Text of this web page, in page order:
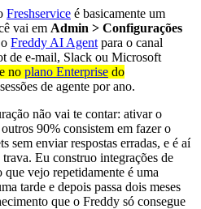
Freshservice é basicamente um
vai em Admin > Configurações
Freddy AI Agent para o canal
de e-mail, Slack ou Microsoft
no plano Enterprise do
de agente por ano.
não vai te contar: ativar o
90% consistem em fazer o
sem enviar respostas erradas, e é aí
Eu construo integrações de
vejo repetidamente é uma
tarde e depois passa dois meses
que o Freddy só consegue